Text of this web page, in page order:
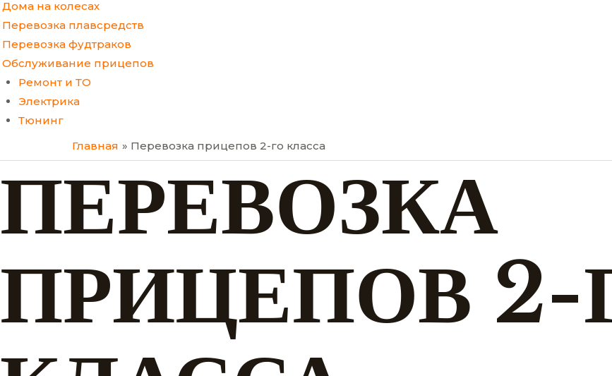
Дома на колесах
Перевозка плавсредств
Перевозка фудтраков
Обслуживание прицепов
Ремонт и ТО
Электрика
Тюнинг
Главная
Перевозка прицепов 2-го класса
ПЕРЕВОЗКА
ПРИЦЕПОВ 2-